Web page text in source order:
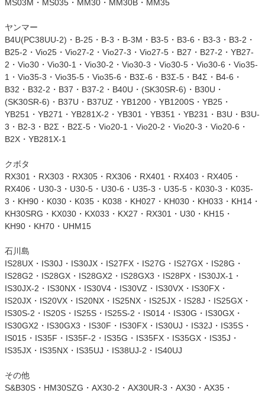
MS03M・MS035・MM30・MM30B・MM35
ヤンマー
B4U(PC38UU-2)・B-25・B-3・B-3M・B3-5・B3-6・B3-3・B3-2・
B25-2・Vio25・Vio27-2・Vio27-3・Vio27-5・B27・B27-2・YB27-
2・Vio30・Vio30-1・Vio30-2・Vio30-3・Vio30-5・Vio30-6・Vio35-
1・Vio35-3・Vio35-5・Vio35-6・B3Σ-6・B3Σ-5・B4Σ・B4-6・
B32・B32-2・B37・B37-2・B40U・(SK30SR-6)・B30U・
(SK30SR-6)・B37U・B37UZ・YB1200・YB1200S・YB25・
YB251・YB271・YB281X-2・YB301・YB351・YB231・B3U・B3U-
3・B2-3・B2Σ・B2Σ-5・Vio20-1・Vio20-2・Vio20-3・Vio20-6・
B2X・YB281X-1
クボタ
RX301・RX303・RX305・RX306・RX401・RX403・RX405・
RX406・U30-3・U30-5・U30-6・U35-3・U35-5・K030-3・K035-
3・KH90・K030・K035・K038・KH027・KH030・KH033・KH14・
KH30SRG・KX030・KX033・KX27・RX301・U30・KH15・
KH90・KH70・UHM15
石川島
IS28UX・IS30J・IS30JX・IS27FX・IS27G・IS27GX・IS28G・
IS28G2・IS28GX・IS28GX2・IS28GX3・IS28PX・IS30JX-1・
IS30JX-2・IS30NX・IS30V4・IS30VZ・IS30VX・IS30FX・
IS20JX・IS20VX・IS20NX・IS25NX・IS25JX・IS28J・IS25GX・
IS30S-2・IS20S・IS25S・IS25S-2・IS014・IS30G・IS30GX・
IS30GX2・IS30GX3・IS30F・IS30FX・IS30UJ・IS32J・IS35S・
IS015・IS35F・IS35F-2・IS35G・IS35FX・IS35GX・IS35J・
IS35JX・IS35NX・IS35UJ・IS38UJ-2・IS40UJ
その他
S&B30S・HM30SZG・AX30-2・AX30UR-3・AX30・AX35・